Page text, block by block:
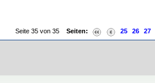
Seite 35 von 35 Seiten: 25 26 27